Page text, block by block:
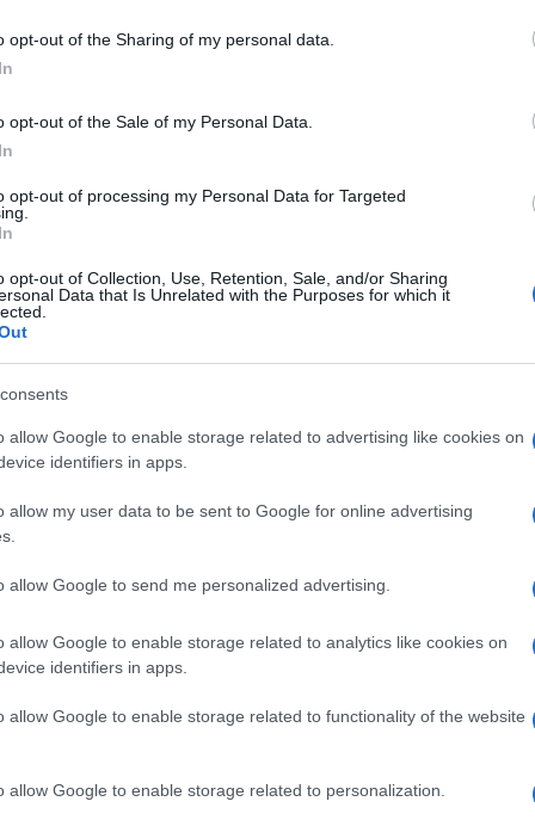
opt-out of the Sharing of my personal data.
opt-out of the Sale of my Personal Data.
opt-out of processing my Personal Data for Targeted
opt-out of Collection, Use, Retention, Sale, and/or Sharing
Data that Is Unrelated with the Purposes for which it
allow Google to enable storage related to advertising like cookies on
identifiers in apps.
allow my user data to be sent to Google for online advertising
allow Google to send me personalized advertising.
allow Google to enable storage related to analytics like cookies on
identifiers in apps.
allow Google to enable storage related to functionality of the website
allow Google to enable storage related to personalization.
cercarla. Quel ritorno, descritto dallo stesso
ad entrambi di allontanarsi dalle fiamme ma
come questo la prontezza e il legame personale
la gravità delle lesioni: ustionisu circa il 30%
richiesto un trasferimento in un centro
significa terapie con équipe multidisciplinari,